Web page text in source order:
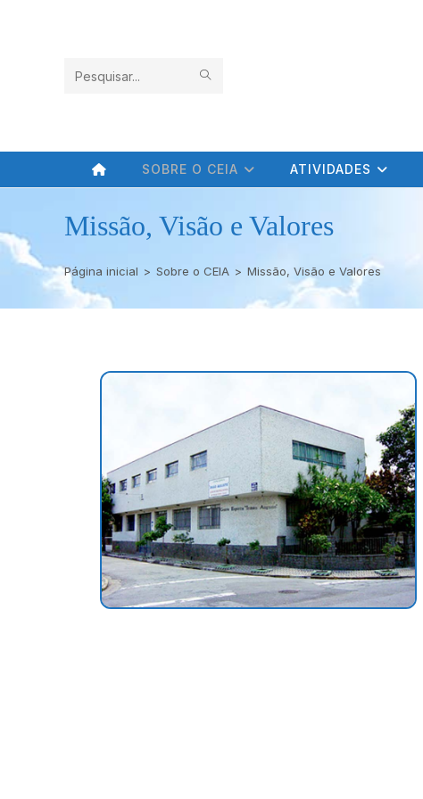
Pesquisar
SOBRE O CEIA
ATIVIDADES
Missão, Visão e Valores
Página inicial > Sobre o CEIA > Missão, Visão e Valores